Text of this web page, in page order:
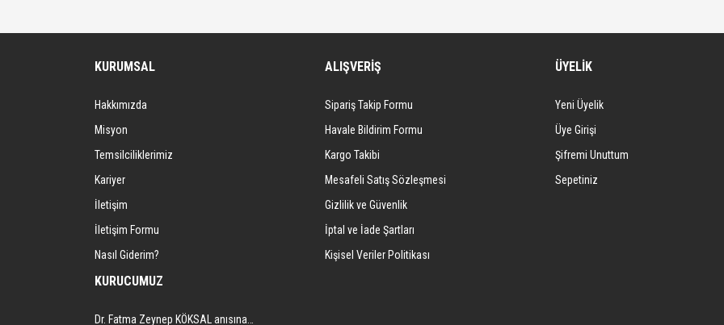
KURUMSAL
Hakkımızda
Misyon
Temsilciliklerimiz
Kariyer
İletişim
İletişim Formu
Nasıl Giderim?
ALIŞVERİŞ
Sipariş Takip Formu
Havale Bildirim Formu
Kargo Takibi
Mesafeli Satış Sözleşmesi
Gizlilik ve Güvenlik
İptal ve İade Şartları
Kişisel Veriler Politikası
ÜYELİK
Yeni Üyelik
Üye Girişi
Şifremi Unuttum
Sepetiniz
KURUCUMUZ
Dr. Fatma Zeynep KÖKSAL anısına…